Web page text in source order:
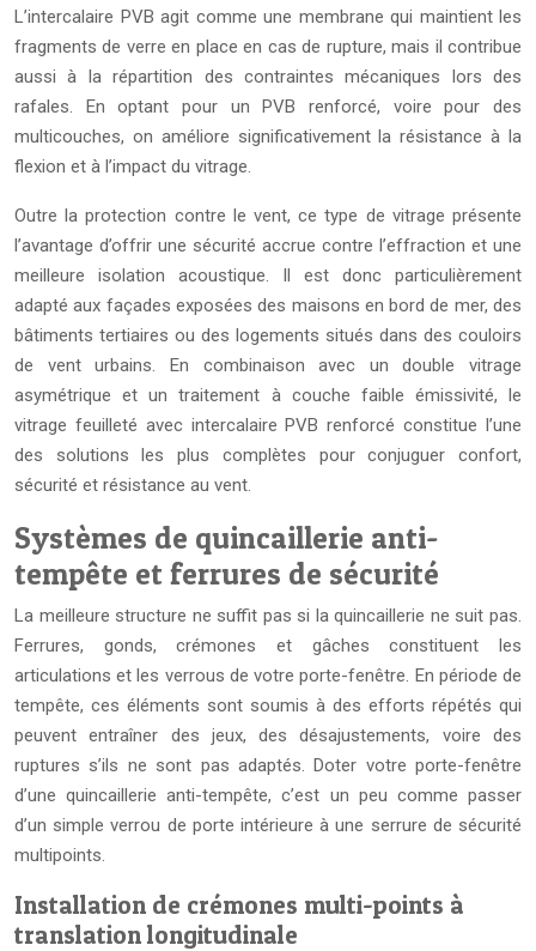
L’intercalaire PVB agit comme une membrane qui maintient les
fragments de verre en place en cas de rupture, mais il contribue
aussi à la répartition des contraintes mécaniques lors des
rafales. En optant pour un PVB renforcé, voire pour des
multicouches, on améliore significativement la résistance à la
flexion et à l’impact du vitrage.
Outre la protection contre le vent, ce type de vitrage présente
l’avantage d’offrir une sécurité accrue contre l’effraction et une
meilleure isolation acoustique. Il est donc particulièrement
adapté aux façades exposées des maisons en bord de mer, des
bâtiments tertiaires ou des logements situés dans des couloirs
de vent urbains. En combinaison avec un double vitrage
asymétrique et un traitement à couche faible émissivité, le
vitrage feuilleté avec intercalaire PVB renforcé constitue l’une
des solutions les plus complètes pour conjuguer confort,
sécurité et résistance au vent.
Systèmes de quincaillerie anti-
tempête et ferrures de sécurité
La meilleure structure ne suffit pas si la quincaillerie ne suit pas.
Ferrures, gonds, crémones et gâches constituent les
articulations et les verrous de votre porte-fenêtre. En période de
tempête, ces éléments sont soumis à des efforts répétés qui
peuvent entraîner des jeux, des désajustements, voire des
ruptures s’ils ne sont pas adaptés. Doter votre porte-fenêtre
d’une quincaillerie anti-tempête, c’est un peu comme passer
d’un simple verrou de porte intérieure à une serrure de sécurité
multipoints.
Installation de crémones multi-points à
translation longitudinale